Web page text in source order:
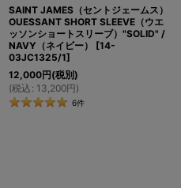
SAINT JAMES（セントジェームス）
OUESSANT SHORT SLEEVE（ウエ
ッソンショートスリーブ）"SOLID" /
NAVY（ネイビー）
[14-
03JC1325/1]
12,000円(税別)
(税込 : 13,200円)
6件